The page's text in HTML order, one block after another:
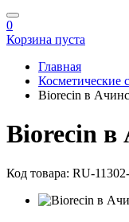
0
Корзина пуста
Главная
Косметические
Biorecin в
Biorecin в
Код товара: RU-